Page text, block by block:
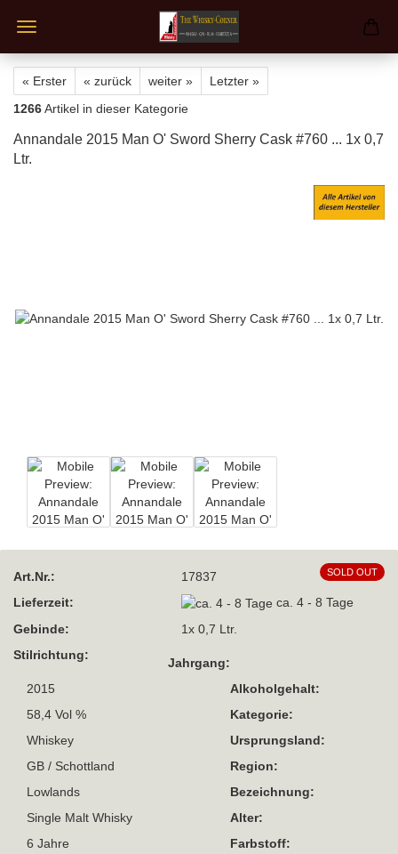
« Erster « zurück weiter »
Letzter »
1266Artikel in dieser Kategorie
Annandale 2015 Man O' Sword Sherry Cask #760 ... 1x 0,7
Ltr.
SOLD OUT
Art.Nr.:
17837
Lieferzeit:
ca. 4 - 8 Tage
Gebinde:
1x 0,7 Ltr.
Stilrichtung:
Jahrgang:
2015
Alkoholgehalt:
58,4 Vol %
Kategorie:
Whiskey
Ursprungsland:
GB / Schottland
Region:
Lowlands
Bezeichnung:
Single Malt Whisky
Alter:
6 Jahre
Farbstoff: